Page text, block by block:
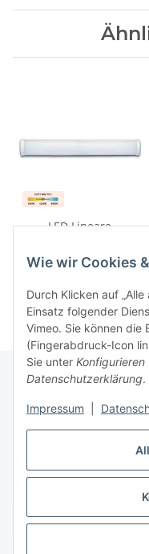
Wie wir Cookies
Durch Klicken auf
Einsatz folgender
Vimeo. Sie können die
(Fingerabdruck-Icon
Sie unter Konfigurieren
Datenschutzerklärung.
Impressum
120cm schwarz
LED Lineare
CCT 3000K/4000K/6500K
Preise nach Anmeldung
Informationen
Gesetzliche
* Alle Preise zzgl.